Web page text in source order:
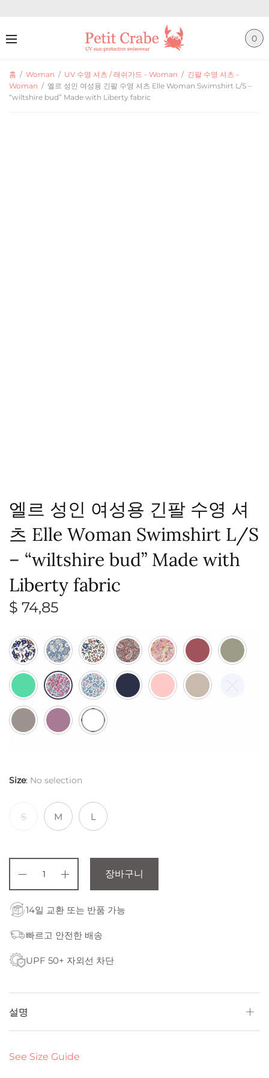
0
홈 / Woman / UV 수영 셔츠 / 래쉬가드 - Woman / 긴팔 수영 셔츠 -
Woman / 엘르 성인 여성용 긴팔 수영 셔츠 Elle Woman Swimshirt L/S –
“wiltshire bud” Made with Liberty fabric
엘르 성인 여성용 긴팔 수영 셔
츠 Elle Woman Swimshirt L/S
– “wiltshire bud” Made with
Liberty fabric
$ 74,85
Size: No selection
S M L
장바구니
14일 교환 또는 반품 가능
빠르고 안전한 배송
UPF 50+ 자외선 차단
설명
See Size Guide